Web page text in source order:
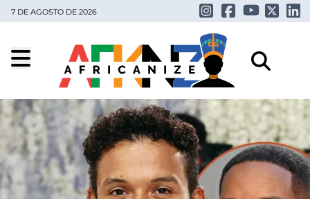
7 DE AGOSTO DE 2026